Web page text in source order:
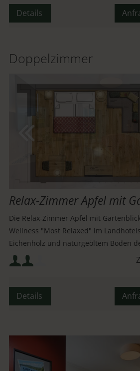
Maximalbelegung:
Details
Doppelzimmer
Relax-Zimmer Apfel mit
Die Relax-Zimmer Apfel mit
Wellness "Most Relaxed" im
Eichenholz und naturgeöltem Boden
würdig.
Mindestbelegung:
Maximalbelegung:
Details